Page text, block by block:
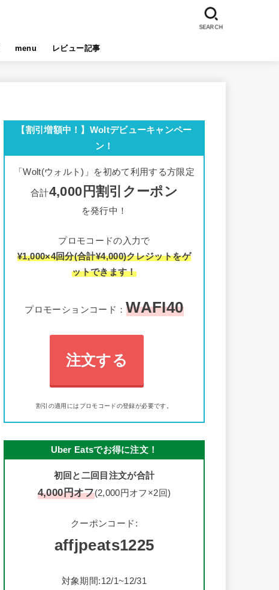
menu レビュー記事
SEARCH
【割引増額中！】Woltデビューキャンペー
ン！
「Wolt(ウォルト)」を初めて利用する方限定
合計4,000円割引クーポン
を発行中！
プロモコードの入力で
¥1,000×4回分(合計¥4,000)クレジットをゲ
ットできます！
プロモーションコード： WAFI40
注文する
割引の適用にはプロモコードの登録が必要です。
Uber Eatsでお得に注文！
初回と二回目注文が合計
4,000円オフ(2,000円オフ×2回)
クーポンコード:
affjpeats1225
対象期間:12/1~12/31